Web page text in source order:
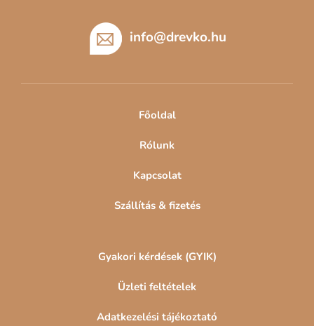
info@drevko.hu
Főoldal
Rólunk
Kapcsolat
Szállítás & fizetés
Gyakori kérdések (GYIK)
Üzleti feltételek
Adatkezelési tájékoztató